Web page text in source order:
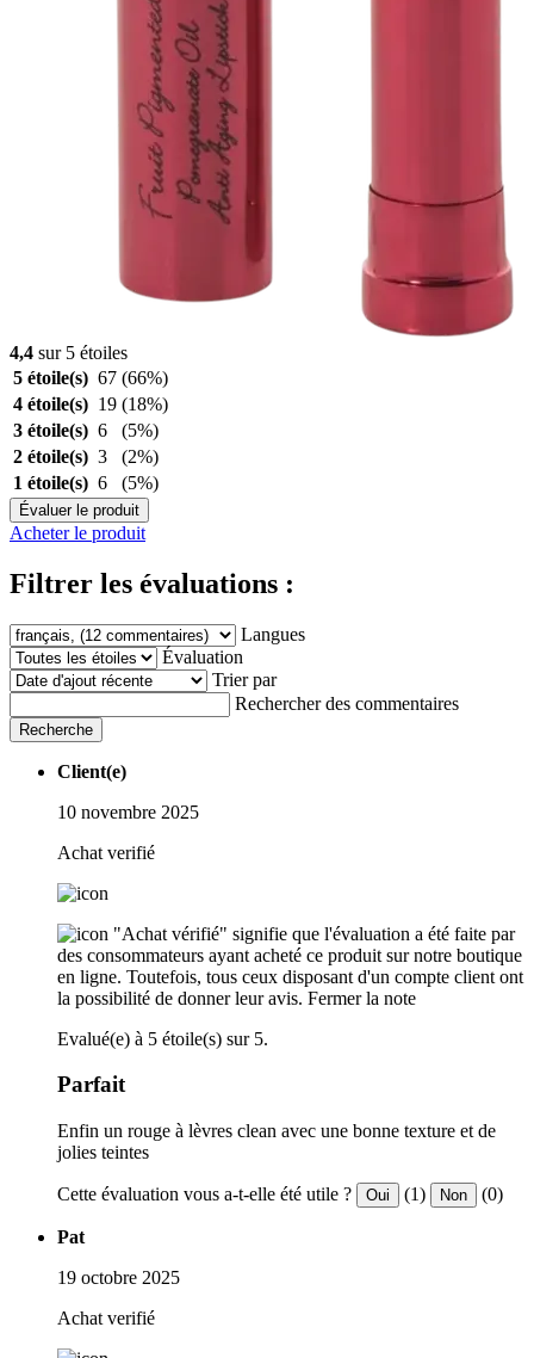
4,4 sur 5 étoiles
5 étoile(s) 67 (66%)
4 étoile(s) 19 (18%)
3 étoile(s) 6
(5%)
2 étoile(s) 3
(2%)
1 étoile(s) 6 (5%)
Évaluer le produit
Acheter le produit
Filtrer les évaluations :
Langues
Évaluation
Trier par
Rechercher des commentaires
Recherche
Client(e)
10 novembre 2025
Achat verifié
"Achat vérifié" signifie que l'évaluation a été faite par
des consommateurs ayant acheté ce produit sur notre boutique
en ligne. Toutefois, tous ceux disposant d'un compte client ont
la possibilité de donner leur avis. Fermer la note
Evalué(e) à 5 étoile(s) sur 5.
Parfait
Enfin un rouge à lèvres clean avec une bonne texture et de
jolies teintes
Cette évaluation vous a-t-elle été utile ? Oui (1) Non (0)
Pat
19 octobre 2025
Achat verifié